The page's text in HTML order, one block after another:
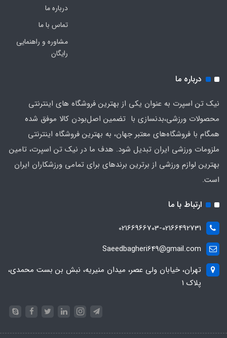
درباره ما
تماس با ما
مشاوره و راهنمایی
رایگان
درباره ما
نیک تن اسپرت به عنوان یکی از بهترین فروشگاه های اینترنتی
محصولات ورزشی،بدنسازی با تضمین اصل‌بودن کالا موفق شده
همگام با فروشگاه‌های معتبر جهان، به بهترین فروشگاه اینترنتی
ملزومات ورزشی ایران تبدیل شود. هدف ما در نیک تن اسپرت، تامین
بهترین لوازم ورزشی از برترین برندهای برای تمامی ورزشکاران ایران
است.
ارتباط با ما
02166966703-02166492731
Saeedbagheri649@gmail.com
تهران، خیابان ولی عصر، میدان منیریه، نبش بن بست محمدی،
پلاک ۱